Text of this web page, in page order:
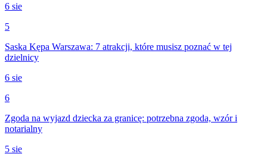
6 sie
5
Saska Kępa Warszawa: 7 atrakcji, które musisz poznać w tej
dzielnicy
6 sie
6
Zgoda na wyjazd dziecka za granicę: potrzebna zgoda, wzór i
notarialny
5 sie